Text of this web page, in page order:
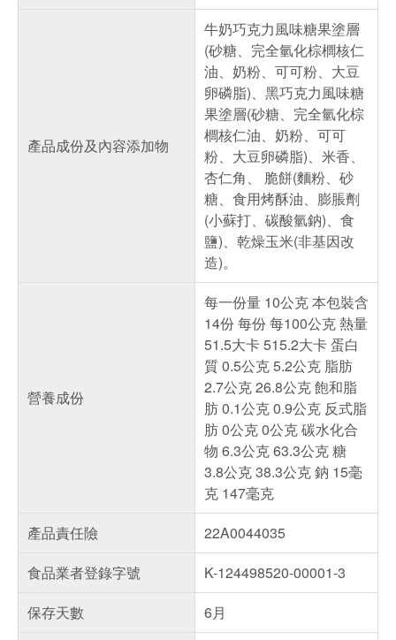
產品成份及內容添加物
牛奶巧克力風味糖果塗層
(砂糖、完全氫化棕櫚核仁
油、奶粉、可可粉、大豆
卵磷脂)、黑巧克力風味糖
果塗層(砂糖、完全氫化棕
櫚核仁油、奶粉、可可
粉、大豆卵磷脂)、米香、
杏仁角、 脆餅(麵粉、砂
糖、食用烤酥油、膨脹劑
(小蘇打、碳酸氫鈉)、食
鹽)、乾燥玉米(非基因改
造)。
營養成份
每一份量 10公克 本包裝含
14份 每份 每100公克 熱量
51.5大卡 515.2大卡 蛋白
質 0.5公克 5.2公克 脂肪
2.7公克 26.8公克 飽和脂
肪 0.1公克 0.9公克 反式脂
肪 0公克 0公克 碳水化合
物 6.3公克 63.3公克 糖
3.8公克 38.3公克 鈉 15毫
克 147毫克
產品責任險
22A0044035
食品業者登錄字號
K-124498520-00001-3
保存天數
6月